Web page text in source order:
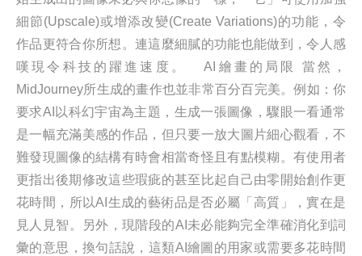
細節(Upscale)或增添改變(Create Variations)的功能，令
作品更符合你所想。連這麼細膩的功能也能做到，令人感
嘆現令科技的躍進速度。 AI繪畫的局限 當然，
MidJourney所生成的畫作也並非常百分百完美。例如：你
要求AI以科幻宇宙為主題，生成一張圖像，驟眼一看通常
是一幅充滿美感的作品，但只要一放大圖片細心觀看，不
難發現圖像的結構有時會相當奇怪且有點模糊。有使用者
更指出後期修改這些瑕疵的甚至比起自己由零開始創作更
花時間，所以AI生成的藝術品是否必屬「高質」，實在是
見人見智。另外，現階段的AI未必能夠完全準確消化到詞
彙的意思，換句話說，這類AI繪圖的用家或需要多花時間